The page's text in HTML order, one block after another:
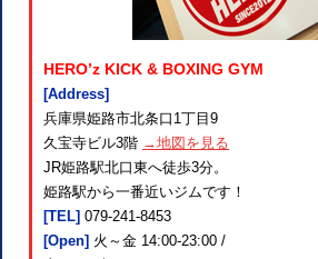
HERO’z KICK & BOXING GYM
[Address]
兵庫県姫路市北条口1丁目9
久宝寺ビル3階 →地図を見る
JR姫路駅北口東へ徒歩3分。
姫路駅から一番近いジムです！
[TEL] 079-241-8453
[Open] 火～金 14:00-23:00 /